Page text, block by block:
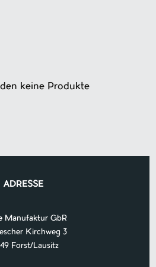
keine Produkte
ADRESSE
Manufaktur GbR
Kirchweg 3
Forst/Lausitz